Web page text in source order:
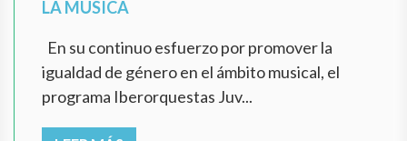
LA MÚSICA
En su continuo esfuerzo por promover la
igualdad de género en el ámbito musical, el
programa Iberorquestas Juv...